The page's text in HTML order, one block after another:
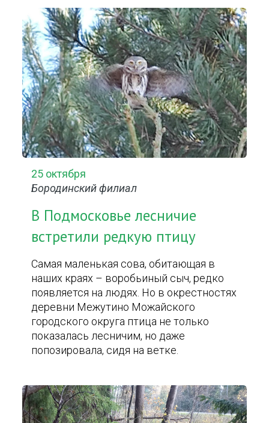
25 октября
Бородинский филиал
В Подмосковье лесничие
встретили редкую птицу
Самая маленькая сова, обитающая в
наших краях – воробьиный сыч, редко
появляется на людях. Но в окрестностях
деревни Межутино Можайского
городского округа птица не только
показалась лесничим, но даже
попозировала, сидя на ветке.